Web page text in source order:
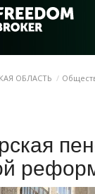
ОБЛАСТЬ